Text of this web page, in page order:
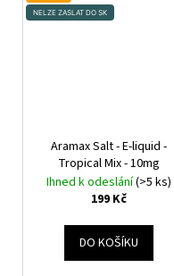
NELZE ZASLAT DO SK
Aramax Salt - E-liquid -
Tropical Mix - 10mg
Ihned k odeslání(>5 ks)
199 Kč
DO KOŠÍKU